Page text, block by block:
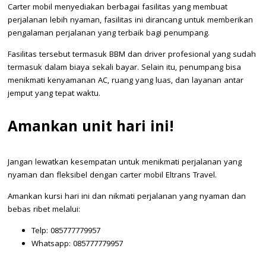
Carter mobil menyediakan berbagai fasilitas yang membuat
perjalanan lebih nyaman, fasilitas ini dirancang untuk memberikan
pengalaman perjalanan yang terbaik bagi penumpang.
Fasilitas tersebut termasuk BBM dan driver profesional yang sudah
termasuk dalam biaya sekali bayar. Selain itu, penumpang bisa
menikmati kenyamanan AC, ruang yang luas, dan layanan antar
jemput yang tepat waktu.
Amankan unit hari ini!
Jangan lewatkan kesempatan untuk menikmati perjalanan yang
nyaman dan fleksibel dengan carter mobil Eltrans Travel.
Amankan kursi hari ini dan nikmati perjalanan yang nyaman dan
bebas ribet melalui:
Telp: 085777779957
Whatsapp: 085777779957